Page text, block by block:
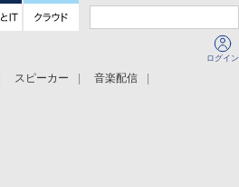
ログイン
スピーカー
音楽配信